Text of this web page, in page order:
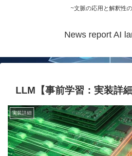
~文脈の応用と解釈性
News report AI
LLM【事前学習：実装詳細
実装詳細